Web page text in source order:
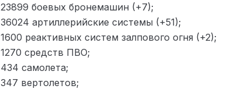
23899 боевых бронемашин (+7);
36024 артиллерийские системы (+51);
1600 реактивных систем залпового огня (+2);
1270 средств ПВО;
434 самолета;
347 вертолетов;